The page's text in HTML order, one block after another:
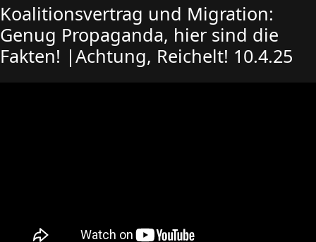
Koalitionsvertrag und Migration:
Genug Propaganda, hier sind die
Fakten! |Achtung, Reichelt! 10.4.25